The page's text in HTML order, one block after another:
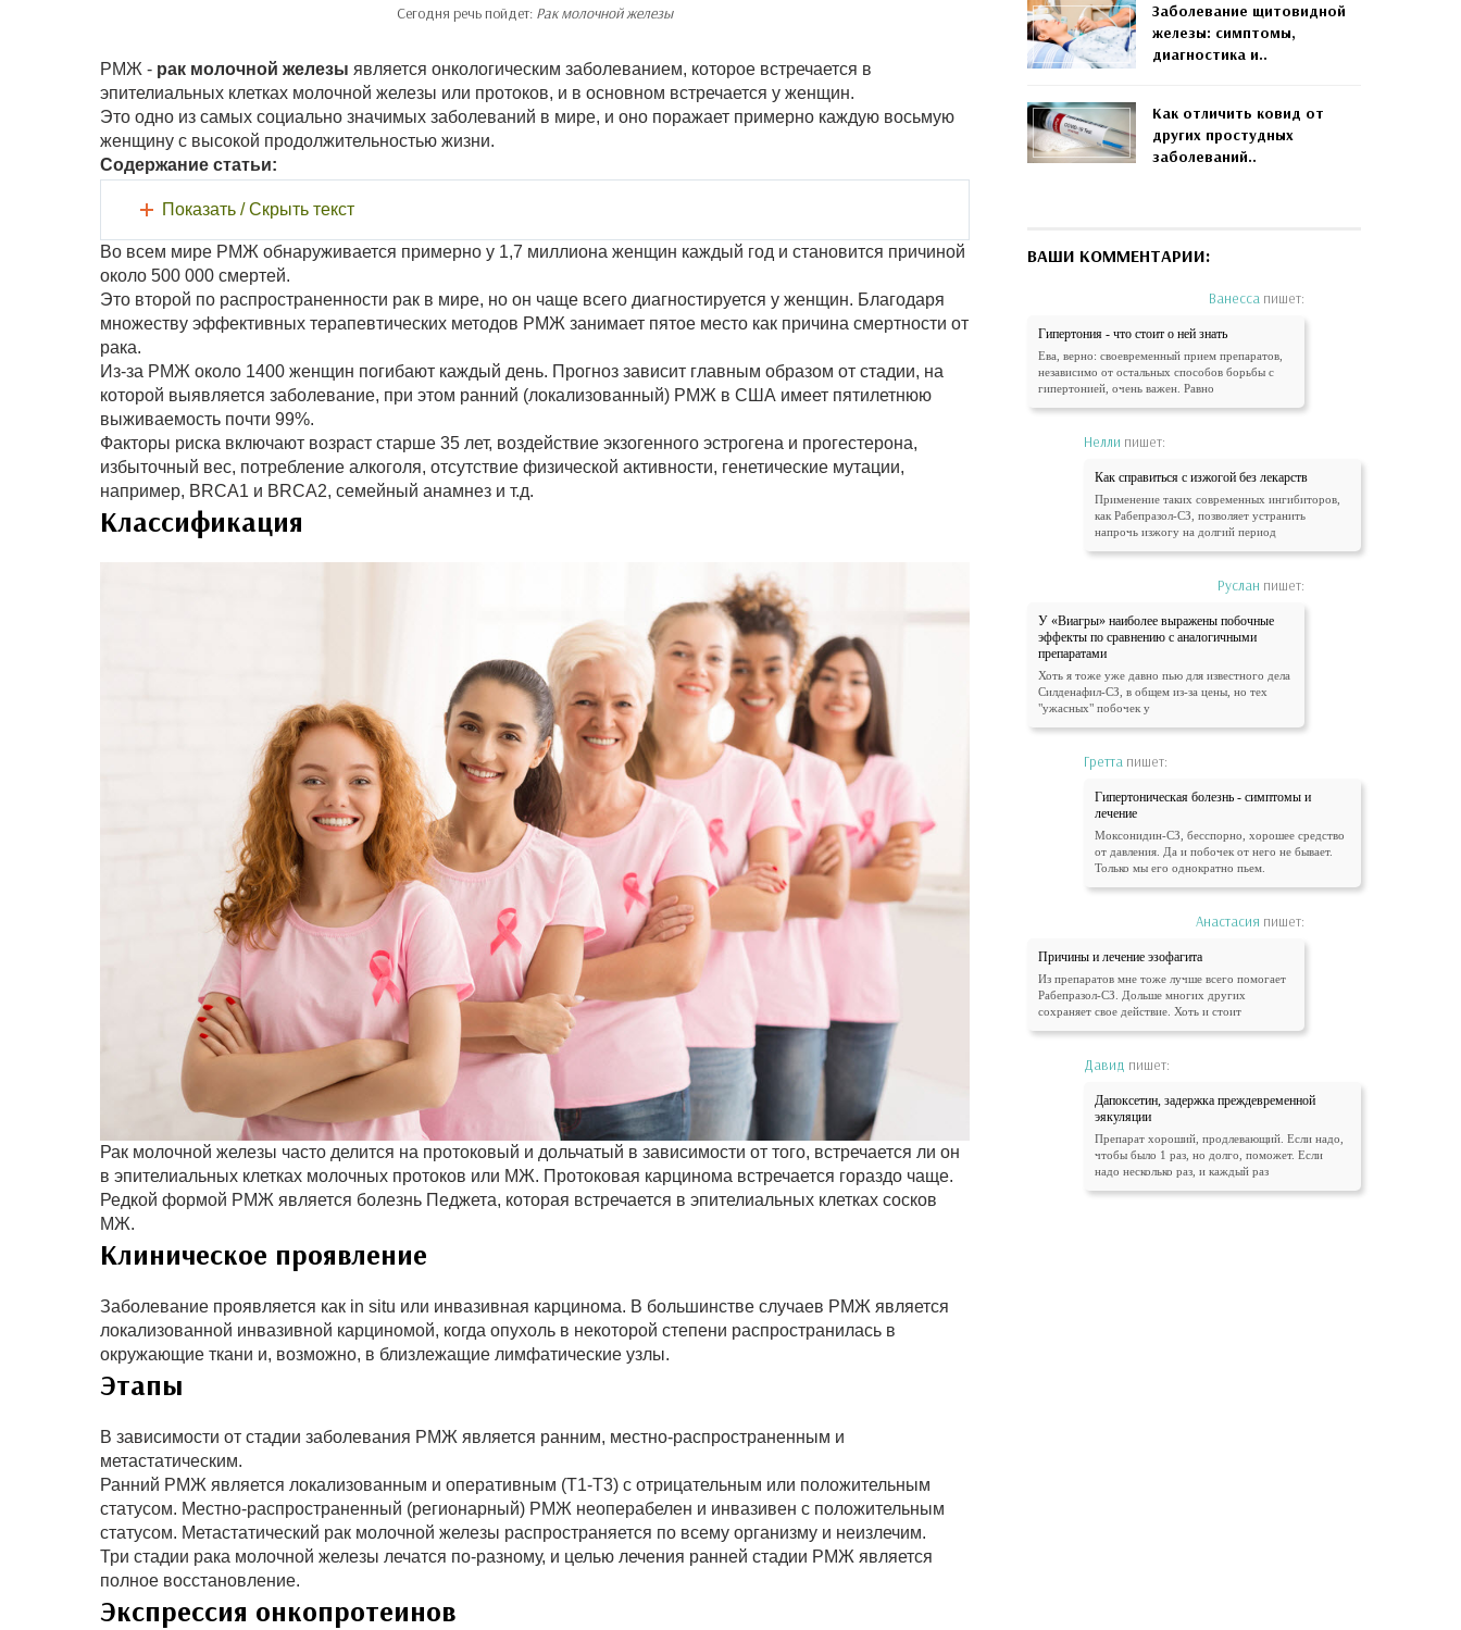
Сегодня речь пойдет: Рак молочной железы
РМЖ - рак молочной железы является онкологическим заболеванием, которое встречается в
эпителиальных клетках молочной железы или протоков, и в основном встречается у женщин.
Это одно из самых социально значимых заболеваний в мире, и оно поражает примерно каждую восьмую
женщину с высокой продолжительностью жизни.
Содержание статьи:
Показать / Скрыть текст
Во всем мире РМЖ обнаруживается примерно у 1,7 миллиона женщин каждый год и становится причиной
около 500 000 смертей.
Это второй по распространенности рак в мире, но он чаще всего диагностируется у женщин. Благодаря
множеству эффективных терапевтических методов РМЖ занимает пятое место как причина смертности от
рака.
Из-за РМЖ около 1400 женщин погибают каждый день. Прогноз зависит главным образом от стадии, на
которой выявляется заболевание, при этом ранний (локализованный) РМЖ в США имеет пятилетнюю
выживаемость почти 99%.
Факторы риска включают возраст старше 35 лет, воздействие экзогенного эстрогена и прогестерона,
избыточный вес, потребление алкоголя, отсутствие физической активности, генетические мутации,
например, BRCA1 и BRCA2, семейный анамнез и т.д.
Классификация
Рак молочной железы часто делится на протоковый и дольчатый в зависимости от того, встречается ли он
в эпителиальных клетках молочных протоков или МЖ. Протоковая карцинома встречается гораздо чаще.
Редкой формой РМЖ является болезнь Педжета, которая встречается в эпителиальных клетках сосков
МЖ.
Клиническое проявление
Заболевание проявляется как in situ или инвазивная карцинома. В большинстве случаев РМЖ является
локализованной инвазивной карциномой, когда опухоль в некоторой степени распространилась в
окружающие ткани и, возможно, в близлежащие лимфатические узлы.
Этапы
В зависимости от стадии заболевания РМЖ является ранним, местно-распространенным и
метастатическим.
Ранний РМЖ является локализованным и оперативным (T1-T3) с отрицательным или положительным
статусом. Местно-распространенный (регионарный) РМЖ неоперабелен и инвазивен с положительным
статусом. Метастатический рак молочной железы распространяется по всему организму и неизлечим.
Три стадии рака молочной железы лечатся по-разному, и целью лечения ранней стадии РМЖ является
полное восстановление.
Экспрессия онкопротеинов
Заболевание щитовидной
железы: симптомы,
диагностика и..
Как отличить ковид от
других простудных
заболеваний..
ВАШИ КОММЕНТАРИИ:
Ванесса пишет:
Гипертония - что стоит о ней знать
Ева, верно: своевременный прием препаратов,
независимо от остальных способов борьбы с
гипертонией, очень важен. Равно
Нелли пишет:
Как справиться с изжогой без лекарств
Применение таких современных ингибиторов,
как Рабепразол-СЗ, позволяет устранить
напрочь изжогу на долгий период
Руслан пишет:
У «Виагры» наиболее выражены побочные
эффекты по сравнению с аналогичными
препаратами
Хоть я тоже уже давно пью для известного дела
Силденафил-СЗ, в общем из-за цены, но тех
"ужасных" побочек у
Гретта пишет:
Гипертоническая болезнь - симптомы и
лечение
Моксонидин-СЗ, бесспорно, хорошее средство
от давления. Да и побочек от него не бывает.
Только мы его однократно пьем.
Анастасия пишет:
Причины и лечение эзофагита
Из препаратов мне тоже лучше всего помогает
Рабепразол-СЗ. Дольше многих других
сохраняет свое действие. Хоть и стоит
Давид пишет:
Дапоксетин, задержка преждевременной
эякуляции
Препарат хороший, продлевающий. Если надо,
чтобы было 1 раз, но долго, поможет. Если
надо несколько раз, и каждый раз